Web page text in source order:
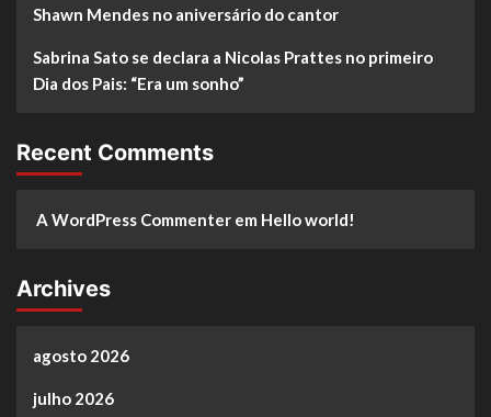
Shawn Mendes no aniversário do cantor
Sabrina Sato se declara a Nicolas Prattes no primeiro
Dia dos Pais: “Era um sonho”
Recent Comments
A WordPress Commenter em Hello world!
Archives
agosto 2026
julho 2026